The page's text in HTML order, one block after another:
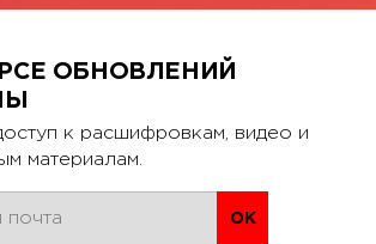
ОБНОВЛЕНИЙ
к расшифровкам, видео и
материалам.